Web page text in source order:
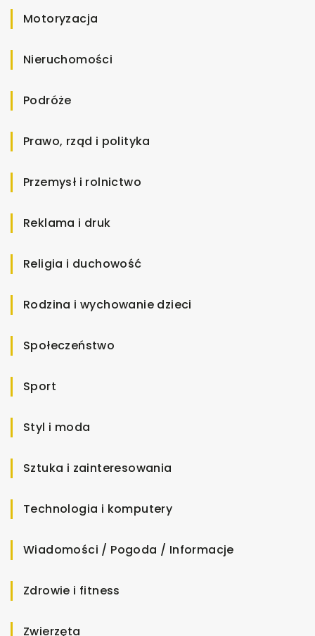
Motoryzacja
Nieruchomości
Podróże
Prawo, rząd i polityka
Przemysł i rolnictwo
Reklama i druk
Religia i duchowość
Rodzina i wychowanie dzieci
Społeczeństwo
Sport
Styl i moda
Sztuka i zainteresowania
Technologia i komputery
Wiadomości / Pogoda / Informacje
Zdrowie i fitness
Zwierzęta